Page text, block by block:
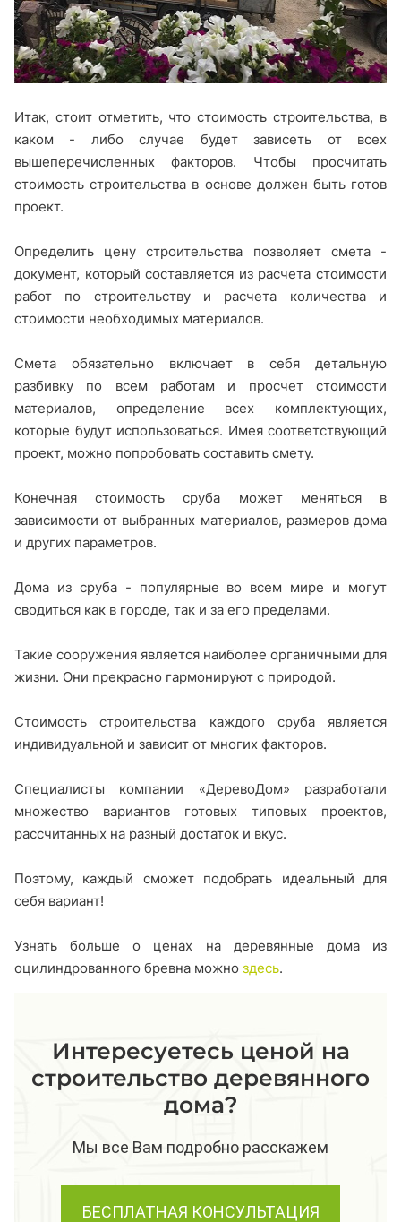
Итак, стоит отметить, что стоимость строительства, в
каком - либо случае будет зависеть от всех
вышеперечисленных факторов. Чтобы просчитать
стоимость строительства в основе должен быть готов
проект.
Определить цену строительства позволяет смета -
документ, который составляется из расчета стоимости
работ по строительству и расчета количества и
стоимости необходимых материалов.
Смета обязательно включает в себя детальную
разбивку по всем работам и просчет стоимости
материалов, определение всех комплектующих,
которые будут использоваться. Имея соответствующий
проект, можно попробовать составить смету.
Конечная стоимость сруба может меняться в
зависимости от выбранных материалов, размеров дома
и других параметров.
Дома из сруба - популярные во всем мире и могут
сводиться как в городе, так и за его пределами.
Такие сооружения является наиболее органичными для
жизни. Они прекрасно гармонируют с природой.
Стоимость строительства каждого сруба является
индивидуальной и зависит от многих факторов.
Специалисты компании «ДеревоДом» разработали
множество вариантов готовых типовых проектов,
рассчитанных на разный достаток и вкус.
Поэтому, каждый сможет подобрать идеальный для
себя вариант!
Узнать больше о ценах на деревянные дома из
оцилиндрованного бревна можно здесь.
Интересуетесь ценой на
строительство деревянного
дома?
Мы все Вам подробно расскажем
БЕСПЛАТНАЯ КОНСУЛЬТАЦИЯ